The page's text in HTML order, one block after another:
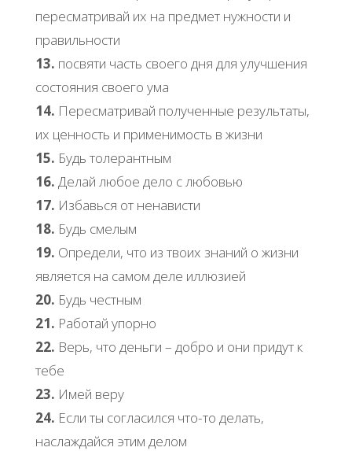
пересматривай их на предмет нужности и
правильности
13. посвяти часть своего дня для улучшения
состояния своего ума
14. Пересматривай полученные результаты,
их ценность и применимость в жизни
15. Будь толерантным
16. Делай любое дело с любовью
17. Избавься от ненависти
18. Будь смелым
19. Определи, что из твоих знаний о жизни
является на самом деле иллюзией
20. Будь честным
21. Работай упорно
22. Верь, что деньги – добро и они придут к
тебе
23. Имей веру
24. Если ты согласился что-то делать,
наслаждайся этим делом